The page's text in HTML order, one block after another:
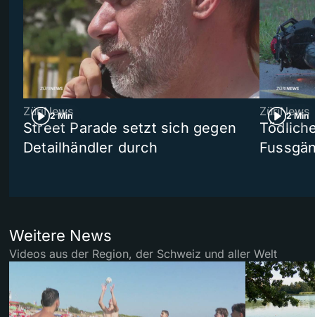
2 Min
ZüriNews
Street Parade setzt sich gegen
Detailhändler durch
2 Min
ZüriNews
Weitere News
Videos aus der Region, der Schweiz und aller Welt